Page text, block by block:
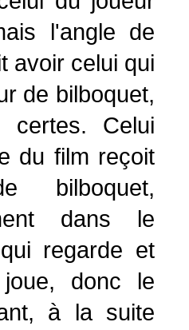
l'angle de
avoir celui qui
de bilboquet,
certes. Celui
du film reçoit
bilboquet,
dans le
regarde et
donc le
à la suite